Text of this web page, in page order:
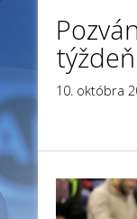
týždeň
10. októbra